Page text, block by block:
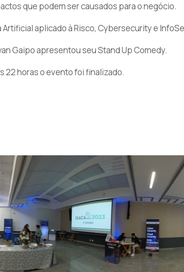
que podem ser causados para o negócio.
aplicado à Risco, Cybersecurity e
Gaipo apresentou seu Stand Up Comedy.
22 horas o evento foi finalizado.